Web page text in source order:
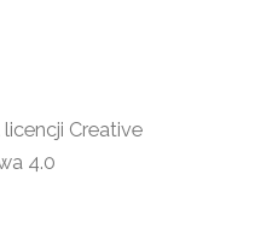
licencji Creative
4.0